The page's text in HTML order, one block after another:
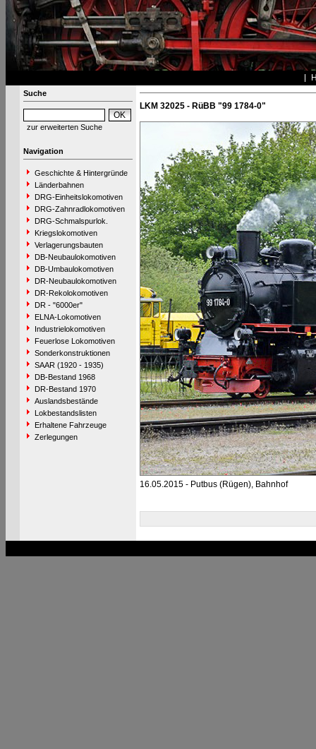
Suche
zur erweiterten Suche
Navigation
Geschichte & Hintergründe
Länderbahnen
DRG-Einheitslokomotiven
DRG-Zahnradlokomotiven
DRG-Schmalspurlok.
Kriegslokomotiven
Verlagerungsbauten
DB-Neubaulokomotiven
DB-Umbaulokomotiven
DR-Neubaulokomotiven
DR-Rekolokomotiven
DR - "6000er"
ELNA-Lokomotiven
Industrielokomotiven
Feuerlose Lokomotiven
Sonderkonstruktionen
SAAR (1920 - 1935)
DB-Bestand 1968
DR-Bestand 1970
Auslandsbestände
Lokbestandslisten
Erhaltene Fahrzeuge
Zerlegungen
LKM 32025 - RüBB "99 1784-0"
16.05.2015 - Putbus (Rügen), Bahnhof